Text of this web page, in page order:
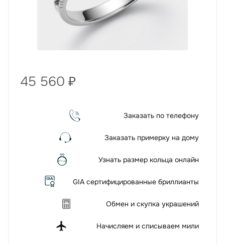
45 560 ₽
Заказать по телефону
Заказать примерку на дому
Узнать размер кольца онлайн
GIA сертифицированные бриллианты
Обмен и скупка украшений
Начисляем и списываем мили